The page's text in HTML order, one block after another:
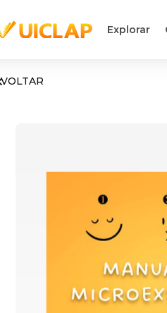
Explorar
VOLTAR